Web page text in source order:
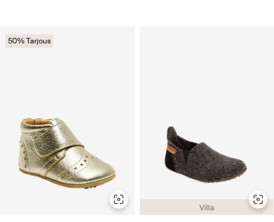
50% Tarjous
Villa